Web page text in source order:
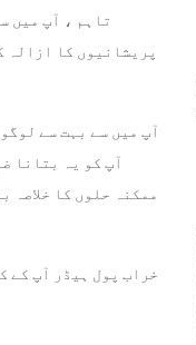
تاہم ، آپ میں
پریشانیوں کا ازالہ
آپ میں سے بہت سے
آپ کو یہ بتانا
ممکنہ حلوں کا خلاصہ
خراب پول ہیڈر آپ کے